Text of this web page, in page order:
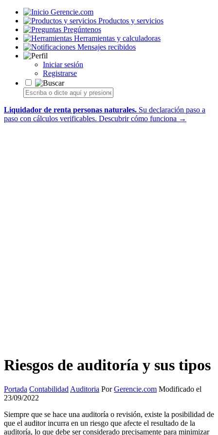
Gerencie.com
Productos y servicios
Pregúntenos
Herramientas y calculadoras
Mensajes recibidos
Iniciar sesión
Registrarse
Liquidador de renta personas naturales. Su declaración paso a
paso con cálculos verificables. Descubrir cómo funciona →
Riesgos de auditoría y sus tipos
Portada Contabilidad Auditoria PorGerencie.com Modificado el
23/09/2022
Siempre que se hace una auditoría o revisión, existe la posibilidad de
que el auditor incurra en un riesgo que afecte el resultado de la
auditoría, lo que debe ser considerado precisamente para minimizar